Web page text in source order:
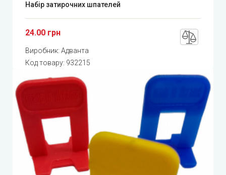
Набір затирочних шпателей
24.00 грн
Виробник: Адванта
Код товару: 932215